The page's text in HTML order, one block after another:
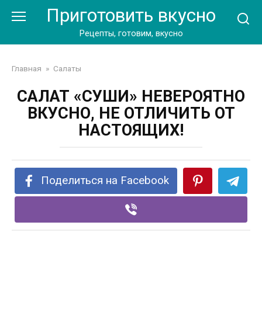
Приготовить вкусно
Рецепты, готовим, вкусно
Главная » Салаты
САЛАТ «СУШИ» НЕВЕРОЯТНО
ВКУСНО, НЕ ОТЛИЧИТЬ ОТ
НАСТОЯЩИХ!
Поделиться на Facebook